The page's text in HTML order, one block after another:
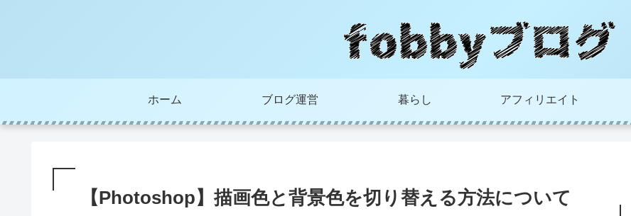
ホーム ブログ運営 暮らし アフィリエイト
【Photoshop】描画色と背景色を切り替える方法について